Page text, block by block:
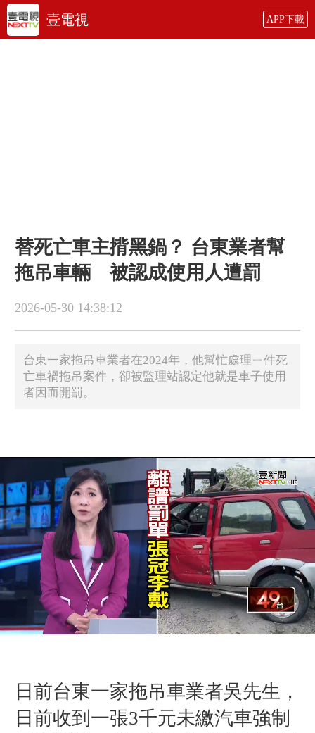
壹電視 APP下載
替死亡車主揹黑鍋？ 台東業者幫
拖吊車輛 被認成使用人遭罰
2026-05-30 14:38:12
台東一家拖吊車業者在2024年，他幫忙處理ㄧ件死
亡車禍拖吊案件，卻被監理站認定他就是車子使用
者因而開罰。
日前台東一家拖吊車業者吳先生，
日前收到一張3千元未繳汽車強制